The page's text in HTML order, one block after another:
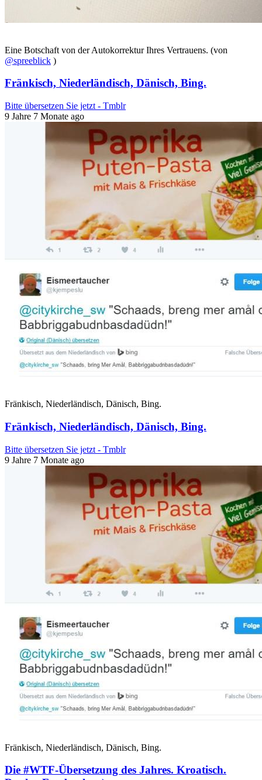
Eine Botschaft von der Autokorrektur Ihres Vertrauens. (von
@spreeblick )
Fränkisch, Niederländisch, Dänisch, Bing.
Bitte übersetzen Sie jetzt - Tmblr
9 Jahre 7 Monate ago
Fränkisch, Niederländisch, Dänisch, Bing.
Fränkisch, Niederländisch, Dänisch, Bing.
Bitte übersetzen Sie jetzt - Tmblr
9 Jahre 7 Monate ago
Fränkisch, Niederländisch, Dänisch, Bing.
Die #WTF-Übersetzung des Jahres. Kroatisch.